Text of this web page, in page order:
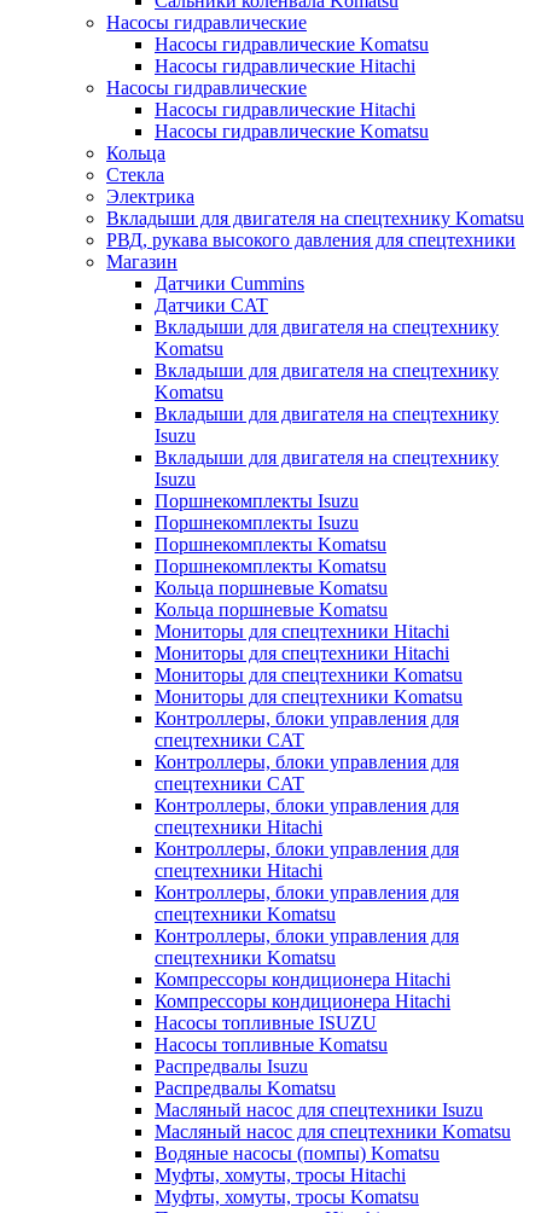
Насосы гидравлические
Насосы гидравлические Komatsu
Насосы гидравлические Hitachi
Насосы гидравлические
Насосы гидравлические Hitachi
Насосы гидравлические Komatsu
Кольца
Стекла
Электрика
Вкладыши для двигателя на спецтехнику Komatsu
РВД, рукава высокого давления для спецтехники
Магазин
Датчики Cummins
Датчики CAT
Вкладыши для двигателя на спецтехнику
Komatsu
Вкладыши для двигателя на спецтехнику
Komatsu
Вкладыши для двигателя на спецтехнику
Isuzu
Вкладыши для двигателя на спецтехнику
Isuzu
Поршнекомплекты Isuzu
Поршнекомплекты Isuzu
Поршнекомплекты Komatsu
Поршнекомплекты Komatsu
Кольца поршневые Komatsu
Кольца поршневые Komatsu
Мониторы для спецтехники Hitachi
Мониторы для спецтехники Hitachi
Мониторы для спецтехники Komatsu
Мониторы для спецтехники Komatsu
Контроллеры, блоки управления для
спецтехники CAT
Контроллеры, блоки управления для
спецтехники CAT
Контроллеры, блоки управления для
спецтехники Hitachi
Контроллеры, блоки управления для
спецтехники Hitachi
Контроллеры, блоки управления для
спецтехники Komatsu
Контроллеры, блоки управления для
спецтехники Komatsu
Компрессоры кондиционера Hitachi
Компрессоры кондиционера Hitachi
Насосы топливные ISUZU
Насосы топливные Komatsu
Распредвалы Isuzu
Распредвалы Komatsu
Масляный насос для спецтехники Isuzu
Масляный насос для спецтехники Komatsu
Водяные насосы (помпы) Komatsu
Муфты, хомуты, тросы Hitachi
Муфты, хомуты, тросы Komatsu